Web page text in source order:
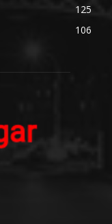
125
106